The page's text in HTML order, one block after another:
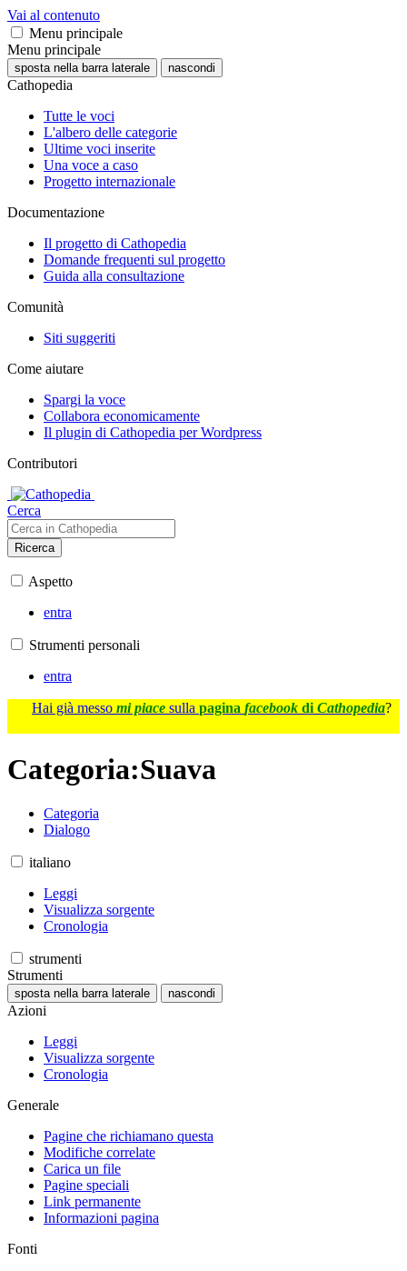
Vai al contenuto
Menu principale
Menu principale
sposta nella barra laterale nascondi
Cathopedia
Tutte le voci
L'albero delle categorie
Ultime voci inserite
Una voce a caso
Progetto internazionale
Documentazione
Il progetto di Cathopedia
Domande frequenti sul progetto
Guida alla consultazione
Comunità
Siti suggeriti
Come aiutare
Spargi la voce
Collabora economicamente
Il plugin di Cathopedia per Wordpress
Contributori
Cerca
Ricerca
Aspetto
entra
Strumenti personali
entra
Hai già messo mi piace sulla pagina facebook di Cathopedia?
Categoria:Suava
Categoria
Dialogo
italiano
Leggi
Visualizza sorgente
Cronologia
strumenti
Strumenti
sposta nella barra laterale nascondi
Azioni
Leggi
Visualizza sorgente
Cronologia
Generale
Pagine che richiamano questa
Modifiche correlate
Carica un file
Pagine speciali
Link permanente
Informazioni pagina
Fonti